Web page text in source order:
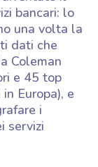
bancari: lo
una volta la
dati che
Coleman
e 45 top
Europa), e
i
servizi